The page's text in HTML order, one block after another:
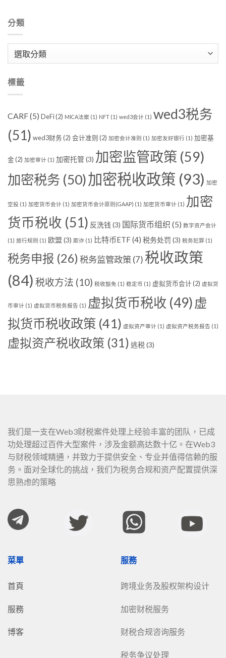
分類
標籤
CARF(5) DeFi(2) MICA法案 (1) NFT (1) wed3会计 (1) wed3税务
(51) wed3财务(2) 会计准则 (2) 加密会计准则 (1) 加密友好银行 (1) 加密基
金(2) 加密审计 (1) 加密托管(3) 加密监管政策 (59)
加密税务 (50)加密税收政策 (93) 加密
空投 (1) 加密货币会计 (1) 加密货币会计原则(GAAP) (1) 加密货币审计 (1) 加密
货币税收 (51) 反洗钱 (3) 国际货币组织 (5) 数字资产会计
(1) 旅行规则 (1) 欧盟 (3) 欺诈 (1) 比特币ETF(4) 税务处罚 (3) 税务犯罪 (1)
税务申报 (26) 税务监管政策(7) 税收政策
(84) 税收方法 (10) 税收豁免 (1) 稳定币 (1) 虚拟货币会计(2) 虚拟货
币审计 (1) 虚拟货币税务报告 (1) 虚拟货币税收 (49) 虚
拟货币税收政策 (41) 虚拟资产审计 (1) 虚拟资产税务报告 (1)
虚拟资产税收政策 (31) 逃税 (3)
我们是一支在Web3财税案件处理上经验丰富的团队，已成
功处理超过百件大型案件，涉及金额高达数十亿。在Web3
与财税领域精通，并致力于提供安全、专业并值得信赖的服
务。面对全球化的挑战，我们为税务合规和资产配置提供深
思熟虑的策略
菜單
首頁
服務
博客
服務
跨境业务及股权架构设计
加密财税服务
财税合规咨询服务
税务争议处理